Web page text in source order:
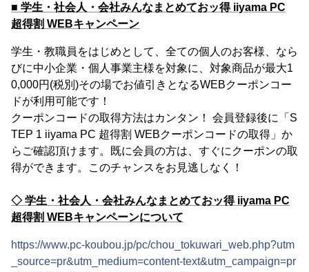
■ 学生・社会人・会社みんなまとめておッ得 iiyama PC
超得割 WEBキャンペーン
学生・教職員をはじめとして、全ての個人のお客様、なら
びに中小企業・個人事業主様を対象に、対象商品が最大1
0,000円(税別)その場でお値引きとなるWEBクーポンコー
ドが利用可能です！
クーポンコードの取得方法はカンタン！ 会員登録後に「S
TEP 1 iiyama PC 超得割 WEBクーポンコードの取得」か
らご確認頂けます。既に会員の方は、すぐにクーポンの取
得ができます。このチャンスをお見逃しなく！
◇ 学生・社会人・会社みんなまとめておッ得 iiyama PC
超得割 WEBキャンペーンについて
https://www.pc-koubou.jp/pc/chou_tokuwari_web.php?utm
_source=pr&utm_medium=content-text&utm_campaign=pr